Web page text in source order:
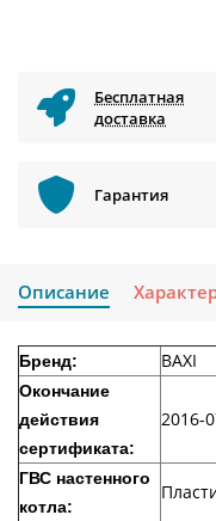
Бесплатная
доставка
Гарантия
Описание
Бренд: BAXI
Окончание
действия
сертификата:
2016-
ГВС настенного
котла: